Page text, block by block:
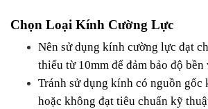
Chọn Loại Kính Cường Lực
Nên sử dụng kính cường lực đạt
thiểu từ 10mm để đảm bảo độ bền
Tránh sử dụng kính có nguồn gốc
hoặc không đạt tiêu chuẩn kỹ